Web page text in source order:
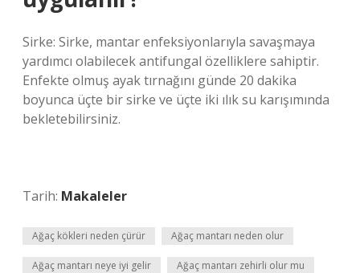
Sirke: Sirke, mantar enfeksiyonlarıyla savaşmaya
yardımcı olabilecek antifungal özelliklere sahiptir.
Enfekte olmuş ayak tırnağını günde 20 dakika
boyunca üçte bir sirke ve üçte iki ılık su karışımında
bekletebilirsiniz.
Tarih: Makaleler
Ağaç kökleri neden çürür Ağaç mantarı neden olur
Ağaç mantarı neye iyi gelir Ağaç mantarı zehirli olur mu